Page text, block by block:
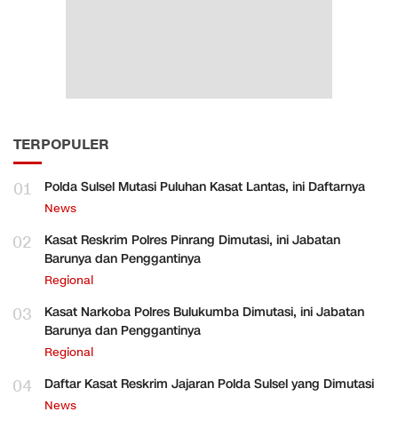
TERPOPULER
01 Polda Sulsel Mutasi Puluhan Kasat Lantas, ini Daftarnya
News
02
Kasat Reskrim Polres Pinrang Dimutasi, ini Jabatan
Barunya dan Penggantinya
Regional
03
Kasat Narkoba Polres Bulukumba Dimutasi, ini Jabatan
Barunya dan Penggantinya
Regional
04 Daftar Kasat Reskrim Jajaran Polda Sulsel yang Dimutasi
News